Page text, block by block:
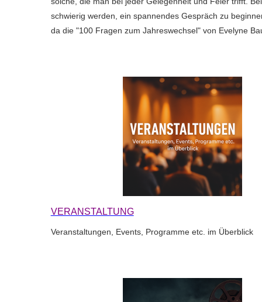
schwierig werden, ein spannendes Gespräch zu
da die "100 Fragen zum Jahreswechsel" von Evelyne
VERANSTALTUNG
Veranstaltungen, Events, Programme etc. im Überblick